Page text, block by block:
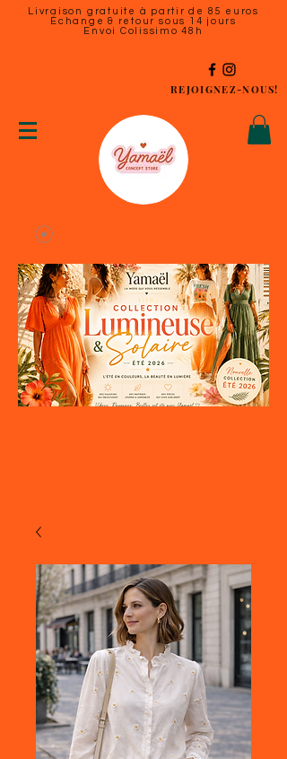
Livraison gratuite à partir de 85 euros
Échange & retour sous 14 jours
Envoi Colissimo 48h
REJOIGNEZ-NOUS!